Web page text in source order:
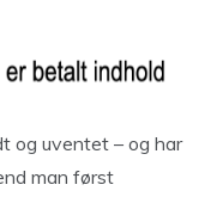
og uventet – og har
man først